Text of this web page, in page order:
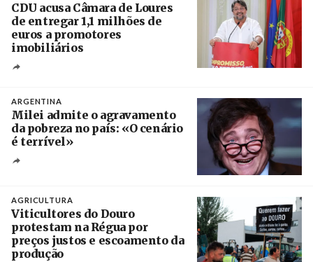
CDU acusa Câmara de Loures
de entregar 1,1 milhões de
euros a promotores
imobiliários
ARGENTINA
Milei admite o agravamento
da pobreza no país: «O cenário
é terrível»
AGRICULTURA
Viticultores do Douro
protestam na Régua por
preços justos e escoamento da
produção